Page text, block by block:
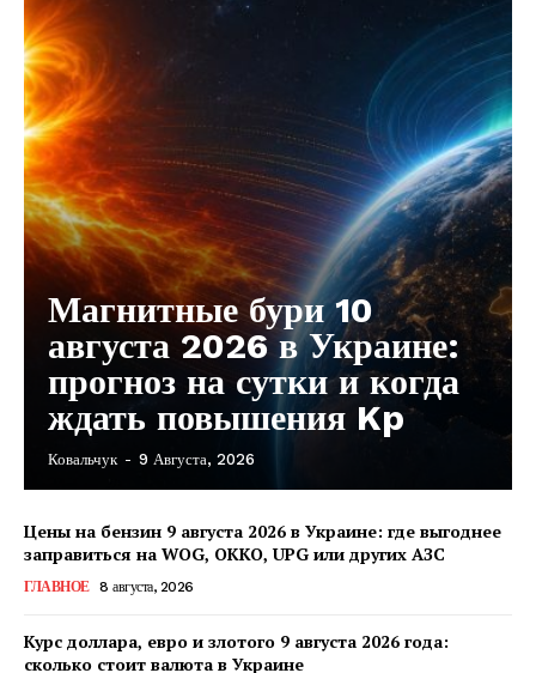
Магнитные бури 10
августа 2026 в Украине:
прогноз на сутки и когда
ждать повышения Kp
Ковальчук - 9 Августа, 2026
Цены на бензин 9 августа 2026 в Украине: где выгоднее
заправиться на WOG, OKKO, UPG или других АЗС
ГЛАВНОЕ 8 августа, 2026
Курс доллара, евро и злотого 9 августа 2026 года:
сколько стоит валюта в Украине